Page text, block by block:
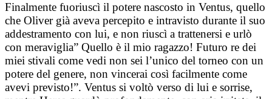
Finalmente fuoriuscì il potere nascosto in Ventus, quello
che Oliver già aveva percepito e intravisto durante il suo
addestramento con lui, e non riuscì a trattenersi e urlò
con meraviglia” Quello è il mio ragazzo! Futuro re dei
miei stivali come vedi non sei l’unico del torneo con un
potere del genere, non vincerai così facilmente come
avevi previsto!”. Ventus si voltò verso di lui e sorrise,